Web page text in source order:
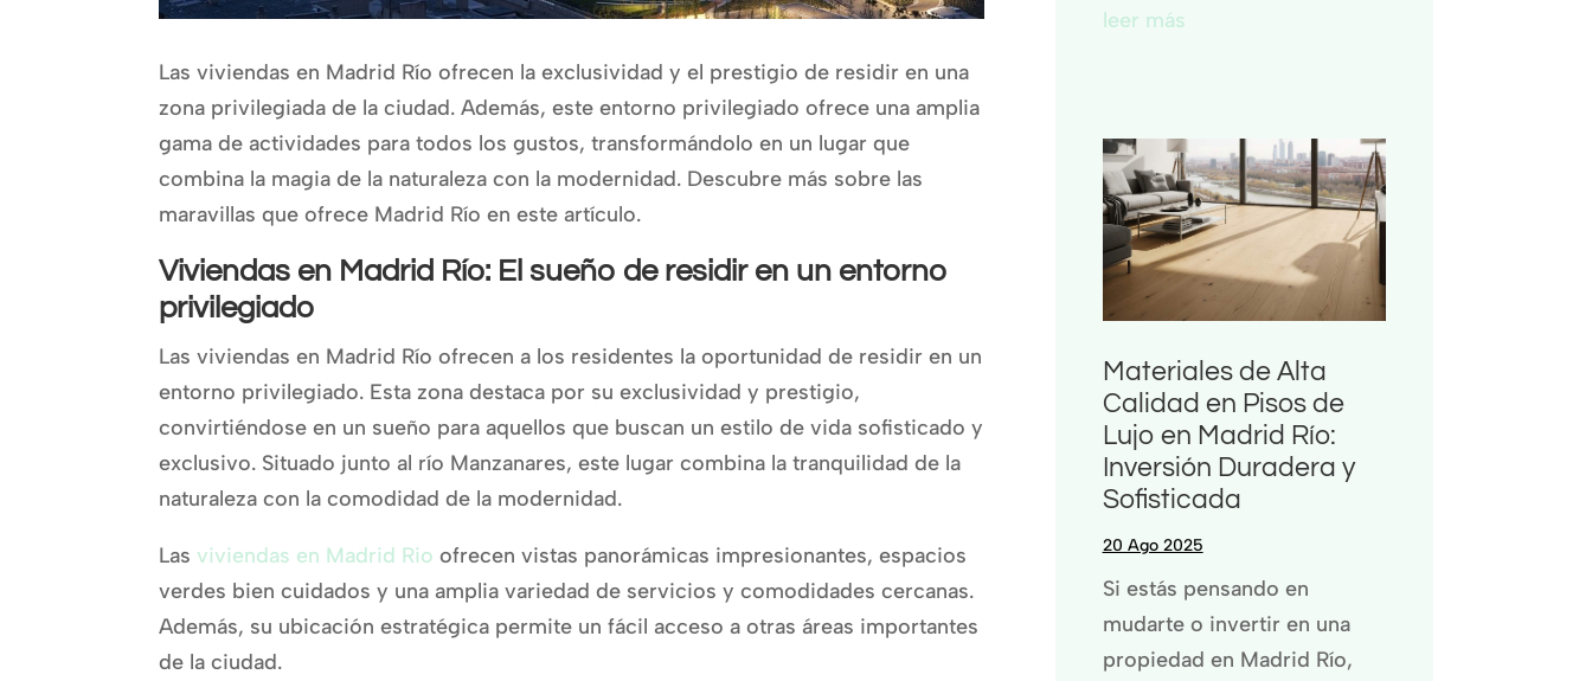
Las viviendas en Madrid Río ofrecen la exclusividad y el prestigio de residir en una
zona privilegiada de la ciudad. Además, este entorno privilegiado ofrece una amplia
gama de actividades para todos los gustos, transformándolo en un lugar que
combina la magia de la naturaleza con la modernidad. Descubre más sobre las
maravillas que ofrece Madrid Río en este artículo.
Viviendas en Madrid Río: El sueño de residir en un entorno
privilegiado
Las viviendas en Madrid Río ofrecen a los residentes la oportunidad de residir en un
entorno privilegiado. Esta zona destaca por su exclusividad y prestigio,
convirtiéndose en un sueño para aquellos que buscan un estilo de vida sofisticado y
exclusivo. Situado junto al río Manzanares, este lugar combina la tranquilidad de la
naturaleza con la comodidad de la modernidad.
Las viviendas en Madrid Rioofrecen vistas panorámicas impresionantes, espacios
verdes bien cuidados y una amplia variedad de servicios y comodidades cercanas.
Además, su ubicación estratégica permite un fácil acceso a otras áreas importantes
de la ciudad.
leer más
Materiales de Alta
Calidad en Pisos de
Lujo en Madrid Río:
Inversión Duradera y
Sofisticada
20 Ago 2025
Si estás pensando en
mudarte o invertir en una
propiedad en Madrid Río,